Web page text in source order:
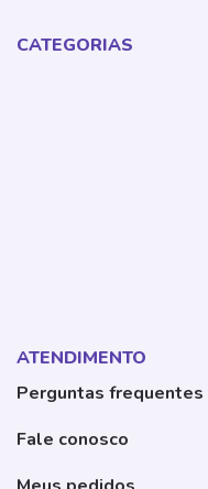
CATEGORIAS
ATENDIMENTO
Perguntas frequentes
Fale conosco